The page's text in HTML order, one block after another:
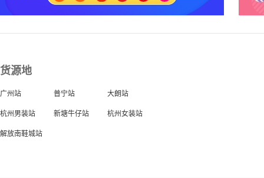
货源地
广州站 普宁站 大朗站
杭州男装站 新塘牛仔站 杭州女装站
解放南鞋城站